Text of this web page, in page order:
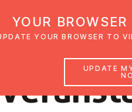
Glaubensimpulse
YOUR
YOUR BROWSER TO
UPDATE